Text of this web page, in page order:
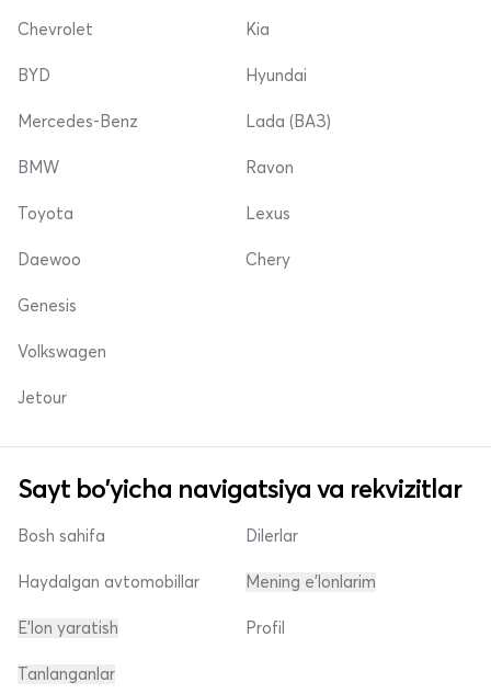
Chevrolet
BYD
Mercedes-Benz
Kia
Hyundai
Lada (ВАЗ)
BMW
Toyota
Daewoo
Ravon
Lexus
Chery
Genesis
Volkswagen
Jetour
Sayt bo'yicha navigatsiya va rekvizitlar
Bosh sahifa
Haydalgan avtomobillar
E'lon yaratish
Dilerlar
Mening e'lonlarim
Profil
Tanlanganlar